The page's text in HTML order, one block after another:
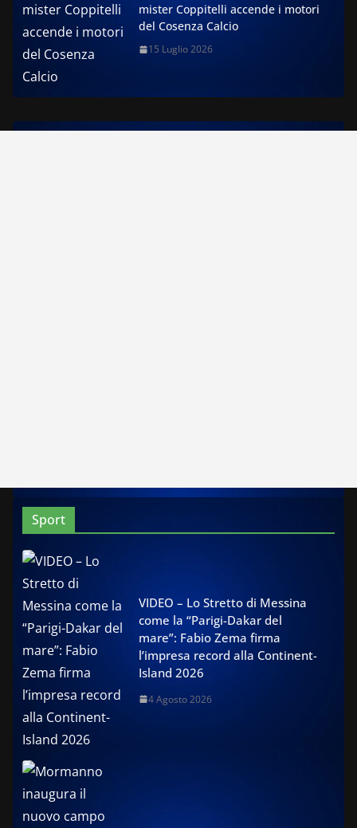
mister Coppitelli accende i motori
del Cosenza Calcio
15 Luglio 2026
Sport
VIDEO – Lo Stretto di Messina
come la “Parigi-Dakar del
mare”: Fabio Zema firma
l’impresa record alla Continent-
Island 2026
4 Agosto 2026